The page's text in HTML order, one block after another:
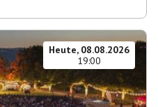
Heute, 08.08.2026
19:00